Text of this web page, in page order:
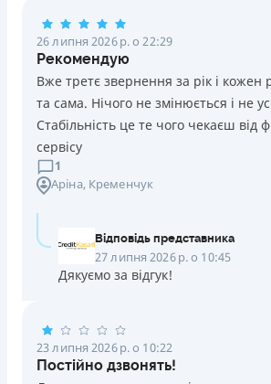
Погашення
Оплата на розрахунковий рахунок
Онлайн (через сайт або інтернет-
Через термінали Приватбанку
Через термінали
Ліцензія НБУ
Ліцензія переоформлена 14.03.2024 р.
Вся інформація про кредит
ОТРИМАТИ ПОЗИКУ
26 липня 2026 р. о 22:29
Рекомендую
Вже третє звернення за рік і кожен
та сама. Нічого не змінюється і не
Стабільність це те чого чекаєш від
сервісу
1
Аріна, Кременчук
Відповідь представника
27 липня 2026 р. о 10:45
Дякуємо за відгук!
23 липня 2026 р. о 10:22
Постійно дзвонять!